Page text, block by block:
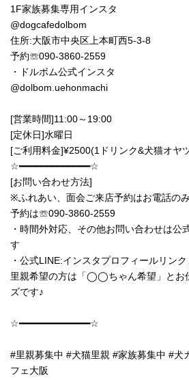
1F家族募集専用インスタ
@dogcafedolbom
住所:大阪市中央区上本町西5-3-8
予約☏090-3860-2559
・ドルボム公式インスタ
@dolbom.uehonmachi
[営業時間]11:00～19:00
[定休日]水曜日
[ご利用料金]¥2500(1ドリンク&犬猫オヤ
☆━━━━━━━━━━━━━☆
[お問い合わせ方法]
※ふれあい、面会ご来店予約はお電話の
予約は☏090-3860-2559
・時間外対応、その他お問い合わせは公
す
・公式LINE:インスタプロフィールリン
里親希望の方は「◯◯ちゃん希望」とお
ズです♪
☆━━━━━━━━━━━━━☆
#里親募集中 #犬猫里親 #家族募集中 #犬
フェ大阪